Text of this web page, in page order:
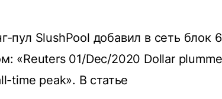
пул SlushPool добавил в сеть блок
«Reuters 01/Dec/2020 Dollar
time peak». В статье